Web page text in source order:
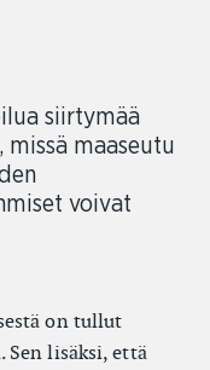
siirtymää
missä maaseutu
voivat
on tullut
lisäksi, että